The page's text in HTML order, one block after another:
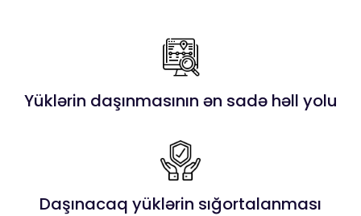
Yüklərin daşınmasının ən sadə həll yolu
Daşınacaq yüklərin sığortalanması